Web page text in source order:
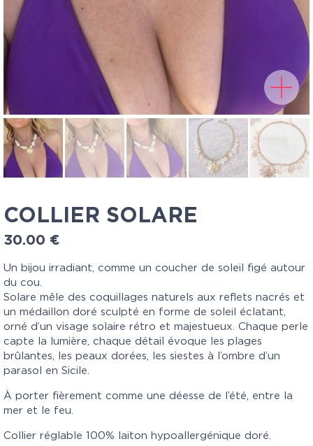
COLLIER SOLARE
30.00 €
Un bijou irradiant, comme un coucher de soleil figé autour
du cou.
Solare mêle des coquillages naturels aux reflets nacrés et
un médaillon doré sculpté en forme de soleil éclatant,
orné d’un visage solaire rétro et majestueux. Chaque perle
capte la lumière, chaque détail évoque les plages
brûlantes, les peaux dorées, les siestes à l’ombre d’un
parasol en Sicile.
À porter fièrement comme une déesse de l’été, entre la
mer et le feu.
Collier réglable 100% laiton hypoallergénique doré.